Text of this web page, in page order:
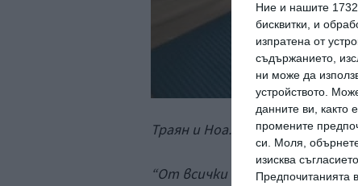
Ние и нашите 1732
бисквитки, и
изпратена от
съдържанието,
ни може да
устройството.
данните ви, както
промените
си.
Моля,
изисква
Предпочитанията
Траян и Ноа. Снимка: Instagram
“От всички тренировки,